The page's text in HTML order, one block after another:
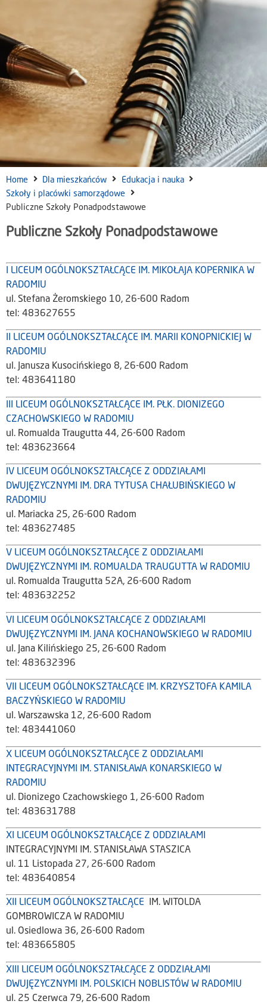
Home Dla mieszkańców
Edukacja i nauka
Szkoły i placówki samorządowe
Publiczne Szkoły Ponadpodstawowe
Publiczne Szkoły Ponadpodstawowe
I LICEUM OGÓLNOKSZTAŁCĄCE IM. MIKOŁAJA KOPERNIKA W
RADOMIU
ul. Stefana Żeromskiego 10, 26-600 Radom
tel: 483627655
II LICEUM OGÓLNOKSZTAŁCĄCE IM. MARII KONOPNICKIEJ W
RADOMIU
ul. Janusza Kusocińskiego 8, 26-600 Radom
tel: 483641180
III LICEUM OGÓLNOKSZTAŁCĄCE IM. PŁK. DIONIZEGO
CZACHOWSKIEGO W RADOMIU
ul. Romualda Traugutta 44, 26-600 Radom
tel: 483623664
IV LICEUM OGÓLNOKSZTAŁCĄCE Z ODDZIAŁAMI
DWUJĘZYCZNYMI IM. DRA TYTUSA CHAŁUBIŃSKIEGO W
RADOMIU
ul. Mariacka 25, 26-600 Radom
tel: 483627485
V LICEUM OGÓLNOKSZTAŁCĄCE Z ODDZIAŁAMI
DWUJĘZYCZNYMI IM. ROMUALDA TRAUGUTTA W RADOMIU
ul. Romualda Traugutta 52A, 26-600 Radom
tel: 483632252
VI LICEUM OGÓLNOKSZTAŁCĄCE Z ODDZIAŁAMI
DWUJĘZYCZNYMI IM. JANA KOCHANOWSKIEGO W RADOMIU
ul. Jana Kilińskiego 25, 26-600 Radom
tel: 483632396
VII LICEUM OGÓLNOKSZTAŁCĄCE IM. KRZYSZTOFA KAMILA
BACZYŃSKIEGO W RADOMIU
ul. Warszawska 12, 26-600 Radom
tel: 483441060
X LICEUM OGÓLNOKSZTAŁCĄCE Z ODDZIAŁAMI
INTEGRACYJNYMI IM. STANISŁAWA KONARSKIEGO W
RADOMIU
ul. Dionizego Czachowskiego 1, 26-600 Radom
tel: 483631788
XI LICEUM OGÓLNOKSZTAŁCĄCE Z ODDZIAŁAMI
INTEGRACYJNYMI IM. STANISŁAWA STASZICA
ul. 11 Listopada 27, 26-600 Radom
tel: 483640854
XII LICEUM OGÓLNOKSZTAŁCĄCE IM. WITOLDA
GOMBROWICZA W RADOMIU
ul. Osiedlowa 36, 26-600 Radom
tel: 483665805
XIII LICEUM OGÓLNOKSZTAŁCĄCE Z ODDZIAŁAMI
DWUJĘZYCZNYMI IM. POLSKICH NOBLISTÓW W RADOMIU
ul. 25 Czerwca 79, 26-600 Radom